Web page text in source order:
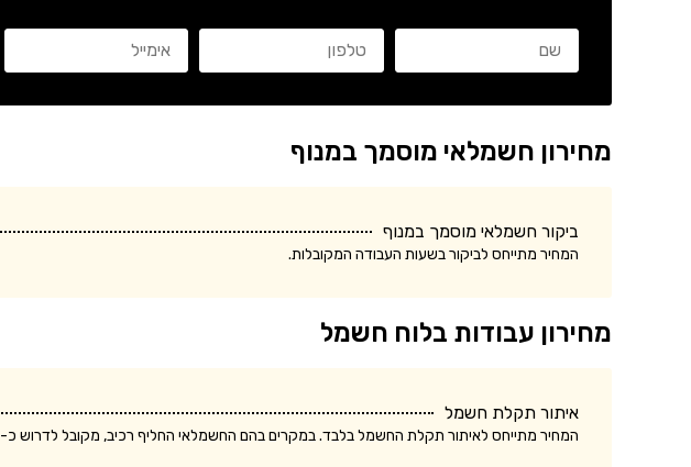
מחירון חשמלאי מוסמך במנוף
ביקור חשמלאי מוסמך במנוף
המחיר מתייחס לביקור בשעות העבודה המקובלות.
מחירון עבודות בלוח חשמל
איתור תקלת חשמל
המחיר מתייחס לאיתור תקלת החשמל בלבד. במקרים בהם החשמלאי החליף רכיב, מקובל לדרוש כ- 50% מהמחיר המצויין למעלה.